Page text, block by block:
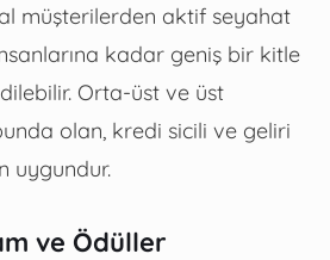
müşterilerden aktif seyahat
kadar geniş bir kitle
Orta-üst ve üst
olan, kredi sicili ve geliri
uygundur.
ve Ödüller